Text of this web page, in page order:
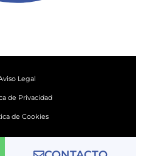
Legal
de Privacidad
de Cookies